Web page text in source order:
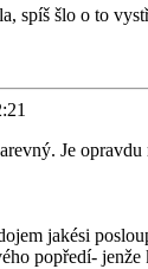
spíš šlo o to
Je
jakési
popředí-